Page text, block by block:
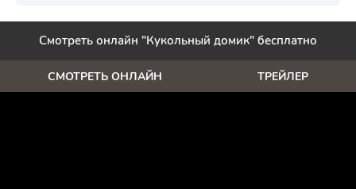
Смотреть онлайн "Кукольный домик" бесплатно
СМОТРЕТЬ ОНЛАЙН ТРЕЙЛЕР